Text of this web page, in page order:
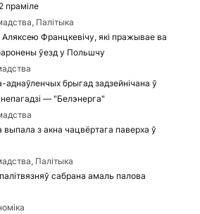
праміле
Палітыка
Францкевічу, які пражывае ва
ўезд у Польшчу
брыгад задзейнічана ў
непагадзі — "Белэнерга"
з акна чацвёртага паверха ў
Палітыка
сабрана амаль палова